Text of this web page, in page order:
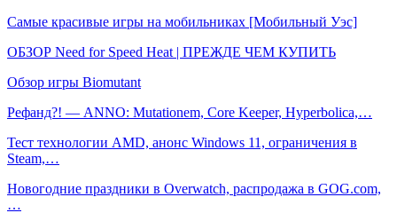
Самые красивые игры на мобильниках [Мобильный Уэс]
ОБЗОР Need for Speed Heat | ПРЕЖДЕ ЧЕМ КУПИТЬ
Обзор игры Biomutant
Рефанд?! — ANNO: Mutationem, Core Keeper, Hyperbolica,…
Тест технологии AMD, анонс Windows 11, ограничения в
Steam,…
Новогодние праздники в Overwatch, распродажа в GOG.com,
…